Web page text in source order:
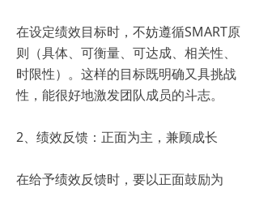
在设定绩效目标时，不妨遵循SMART原
则（具体、可衡量、可达成、相关性、
时限性）。这样的目标既明确又具挑战
性，能很好地激发团队成员的斗志。
2、绩效反馈：正面为主，兼顾成长
在给予绩效反馈时，要以正面鼓励为